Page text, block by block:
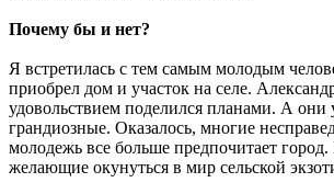
Почему бы и нет?
Я встретилась с тем самым молодым
приобрел дом и участок на селе.
удовольствием поделился планами. А они
грандиозные. Оказалось, многие
молодежь все больше предпочитает город.
желающие окунуться в мир сельской